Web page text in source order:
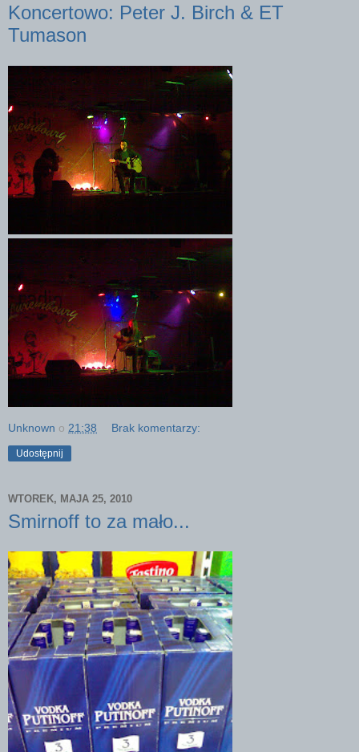
Koncertowo: Peter J. Birch & ET
Tumason
Unknown o 21:38 Brak komentarzy:
Udostępnij
WTOREK, MAJA 25, 2010
Smirnoff to za mało...